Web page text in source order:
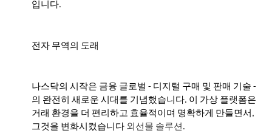
입니다.
전자 무역의 도래
나스닥의 시작은 금융 글로벌 - 디지털 구매 및 판매 기술 -
의 완전히 새로운 시대를 기념했습니다. 이 가상 플랫폼은
거래 환경을 더 편리하고 효율적이며 명확하게 만들면서,
그것을 변화시켰습니다 외선물 솔루션 .
Photoalbum
Anslagstavlan